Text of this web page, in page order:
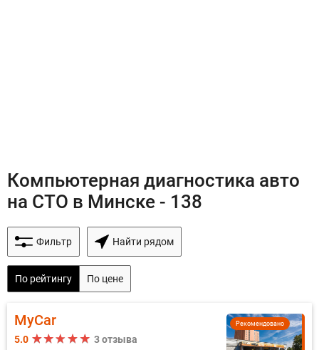
Компьютерная диагностика авто
на СТО в Минске - 138
Фильтр Найти рядом
По рейтингу По цене
Рекомендовано
MyCar
5.0
3 отзыва